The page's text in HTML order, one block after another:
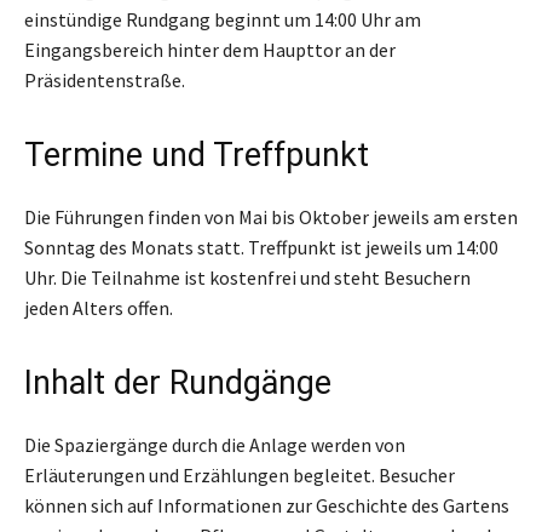
einstündige Rundgang beginnt um 14:00 Uhr am
Eingangsbereich hinter dem Haupttor an der
Präsidentenstraße.
Termine und Treffpunkt
Die Führungen finden von Mai bis Oktober jeweils am ersten
Sonntag des Monats statt. Treffpunkt ist jeweils um 14:00
Uhr. Die Teilnahme ist kostenfrei und steht Besuchern
jeden Alters offen.
Inhalt der Rundgänge
Die Spaziergänge durch die Anlage werden von
Erläuterungen und Erzählungen begleitet. Besucher
können sich auf Informationen zur Geschichte des Gartens